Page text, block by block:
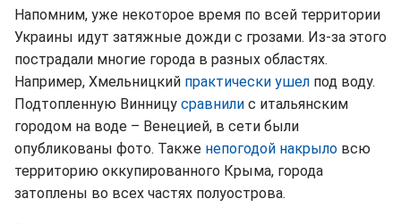
Напомним, уже некоторое время по всей территории
Украины идут затяжные дожди с грозами. Из-за этого
пострадали многие города в разных областях.
Например, Хмельницкий практически ушел под воду.
Подтопленную Винницу сравнили с итальянским
городом на воде – Венецией, в сети были
опубликованы фото. Также непогодой накрыло всю
территорию оккупированного Крыма, города
затоплены во всех частях полуострова.